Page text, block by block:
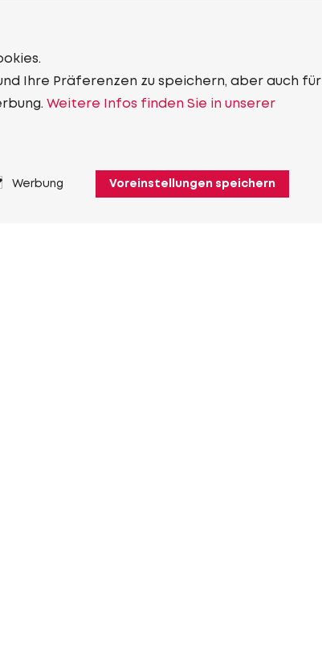
Ihre Präferenzen zu speichern, aber auch für
Weitere Infos finden Sie in unserer
Werbung Voreinstellungen speichern